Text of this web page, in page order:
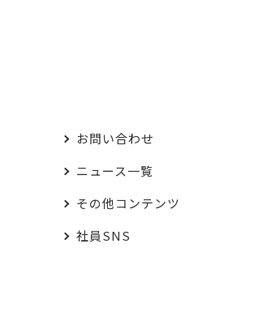
お問い合わせ
ニュース一覧
その他コンテンツ
社員SNS